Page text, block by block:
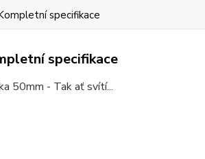
specifikace
specifikace
50mm - Tak ať svítí...